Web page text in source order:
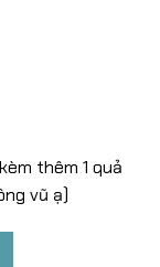
thêm 1 quả
vũ ạ)